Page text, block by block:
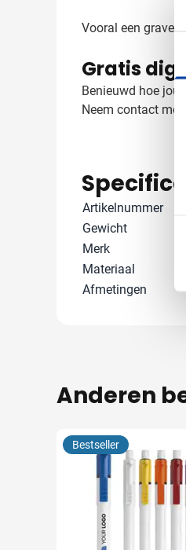
Vooral een
Gratis
Benieuwd hoe
Neem contact
Artikelnummer
Gewicht
Merk
Materiaal
Afmetingen
Anderen
Bestseller